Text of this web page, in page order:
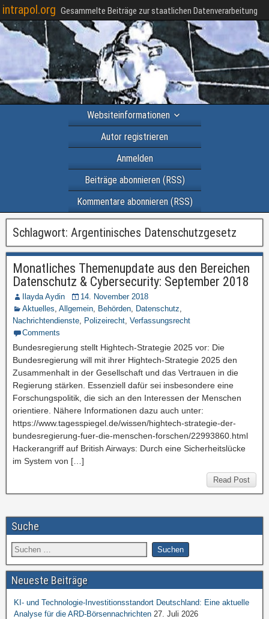
intrapol.org Gesammelte Beiträge zur staatlichen Datenverarbeitung
Websiteinformationen
Autor registrieren
Anmelden
Beiträge abonnieren (RSS)
Kommentare abonnieren (RSS)
Schlagwort: Argentinisches Datenschutzgesetz
Monatliches Themenupdate aus den Bereichen
Datenschutz & Cybersecurity: September 2018
Ilayda Aydin
14. November 2018
Aktuelles, Allgemein, Behörden, Datenschutz,
Nachrichtendienste, Polizeirecht, Verfassungsrecht
Comments
Bundesregierung stellt Hightech-Strategie 2025 vor: Die
Bundesregierung will mit ihrer Hightech-Strategie 2025 den
Zusammenhalt in der Gesellschaft und das Vertrauen in die
Regierung stärken. Essenziell dafür sei insbesondere eine
Forschungspolitik, die sich an den Interessen der Menschen
orientiere. Nähere Informationen dazu auch unter:
https://www.tagesspiegel.de/wissen/hightech-strategie-der-
bundesregierung-fuer-die-menschen-forschen/22993860.html
Hackerangriff auf British Airways: Durch eine Sicherheitslücke
im System von […]
Read Post
Suche
Neueste Beiträge
KI- und Technologie-Investitionsstandort Deutschland: Eine aktuelle
Analyse für die ARD-Börsennachrichten 27. Juli 2026